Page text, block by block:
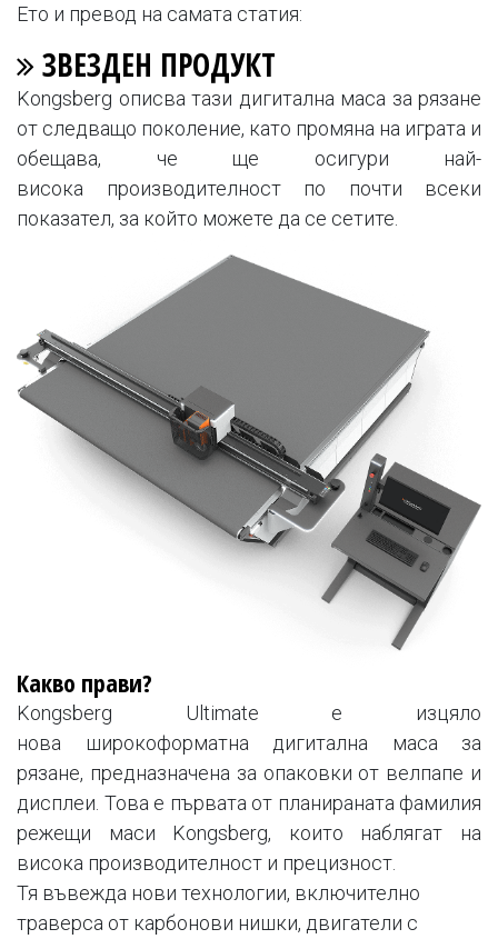
Ето и превод на самата статия:
ЗВЕЗДЕН ПРОДУКТ
Kongsberg описва тази дигитална маса за рязане
от следващо поколение, като промяна на играта и
обещава, че ще осигури най-
висока производителност по почти всеки
показател, за който можете да се сетите.
Какво прави?
Kongsberg Ultimate е изцяло
нова широкоформатна дигитална маса за
рязане, предназначена за опаковки от велпапе и
дисплеи. Това е първата от планираната фамилия
режещи маси Kongsberg, които наблягат на
висока производителност и прецизност.
Тя въвежда нови технологии, включително
траверса от карбонови нишки, двигатели с